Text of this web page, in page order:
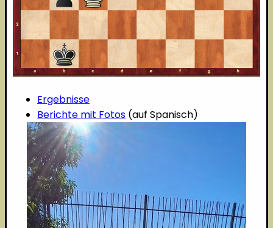
Ergebnisse
Berichte mit Fotos (auf Spanisch)